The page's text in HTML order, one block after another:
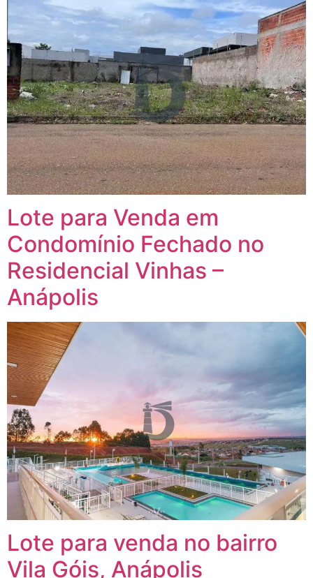
Lote para Venda em
Condomínio Fechado no
Residencial Vinhas –
Anápolis
Lote para venda no bairro
Vila Góis, Anápolis